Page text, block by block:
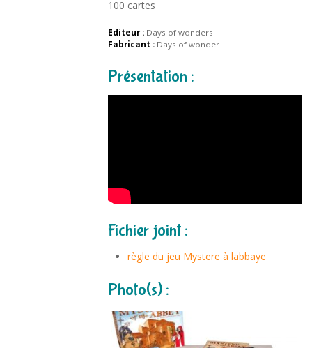
100 cartes
Editeur : Days of wonders
Fabricant : Days of wonder
Présentation :
Fichier joint :
règle du jeu Mystere à labbaye
Photo(s) :